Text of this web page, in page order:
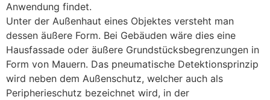
Anwendung findet.
Unter der Außenhaut eines Objektes versteht man
dessen äußere Form. Bei Gebäuden wäre dies eine
Hausfassade oder äußere Grundstücksbegrenzungen in
Form von Mauern. Das pneumatische Detektionsprinzip
wird neben dem Außenschutz, welcher auch als
Peripherieschutz bezeichnet wird, in der